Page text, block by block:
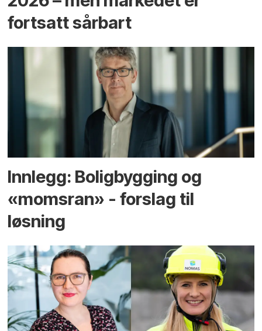
fortsatt sårbart
Innlegg: Boligbygging og
«momsran» - forslag til
løsning